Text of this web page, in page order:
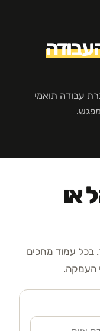
עבודה תואמי
או
בכל עמוד מחכים
העמקה.